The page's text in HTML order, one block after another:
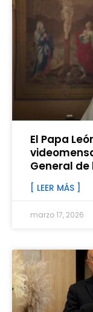
El Papa
General de
[ LEER MÁS ]
marzo 17, 2026